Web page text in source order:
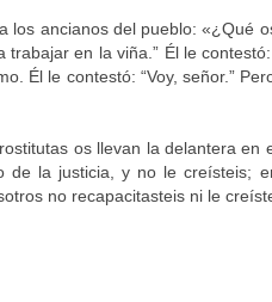
los ancianos del pueblo: «¿Qué
en la viña.” Él le
Él le contestó: “Voy, señor.”
os llevan la delantera en
de la justicia, y no le creísteis;
no recapacitasteis ni le